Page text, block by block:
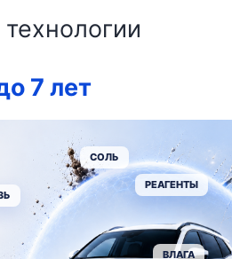
7 лет
СОЛЬ
РЕАГЕНТЫ
ВЛАГА